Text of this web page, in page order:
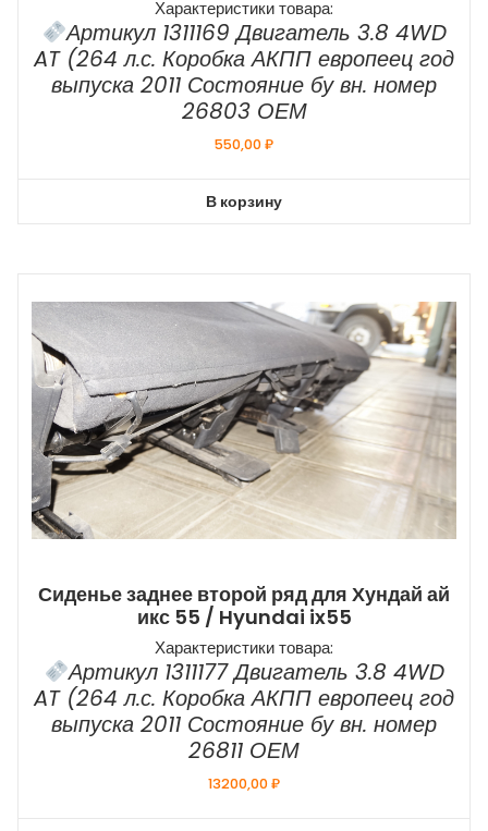
Характеристики товара:
Артикул 1311169 Двигатель 3.8 4WD
AT (264 л.с. Коробка АКПП европеец год
выпуска 2011 Состояние бу вн. номер
26803 ОЕМ
550,00₽
В корзину
Сиденье заднее второй ряд для Хундай ай
икс 55 / Hyundai ix55
Характеристики товара:
Артикул 1311177 Двигатель 3.8 4WD
AT (264 л.с. Коробка АКПП европеец год
выпуска 2011 Состояние бу вн. номер
26811 ОЕМ
13200,00₽